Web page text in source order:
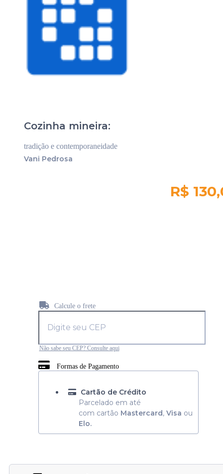
Cozinha mineira:
tradição e contemporaneidade
Vani Pedrosa
R$
Calcule o frete
Não sabe seu CEP? Consulte aqui
Formas de Pagamento
Cartão de Crédito
Parcelado em até
com cartão Mastercard, Visa ou
Elo.